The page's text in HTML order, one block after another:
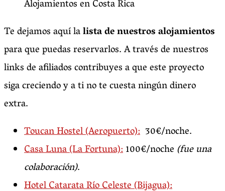
Alojamientos en Costa Rica
Te dejamos aquí lalista de nuestros alojamientos
para que puedas reservarlos. A través de nuestros
links de afiliados contribuyes a que este proyecto
siga creciendo y a ti no te cuesta ningún dinero
extra.
Toucan Hostel (Aeropuerto): 30€/noche.
Casa Luna (La Fortuna):100€/noche(fue una
colaboración).
Hotel Catarata Río Celeste (Bijagua):